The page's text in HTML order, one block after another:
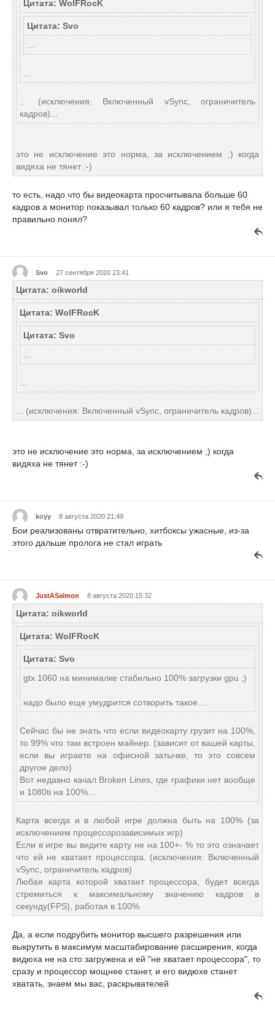
Цитата: WolFRocK
Цитата: Svo
...
...
... (исключения: Включенный vSync, ограничитель
кадров)...
это не исключение это норма, за исключением ;) когда
видяха не тянет :-)
то есть, надо что бы видеокарта просчитывала больше 60
кадров а монитор показывал только 60 кадров? или я тебя не
правильно понял?
Svo 27 сентября 2020 23:41
Цитата: oikworld
Цитата: WolFRocK
Цитата: Svo
... (исключения: Включенный vSync, ограничитель кадров)...
это не исключение это норма, за исключением ;) когда
видяха не тянет :-)
koyy 8 августа 2020 21:49
Бои реализованы отвратительно, хитбоксы ужасные, из-за
этого дальше пролога не стал играть
JustASalmon 8 августа 2020 15:32
Цитата: oikworld
Цитата: WolFRocK
Цитата: Svo
gtx 1060 на минималке стабильно 100% загрузки gpu ;)
надо было еще умудрится сотворить такое....
Сейчас бы не знать что если видеокарту грузит на 100%,
то 99% что там встроен майнер. (зависит от вашей карты,
если вы играете на офисной затычке, то это совсем
другое дело)
Вот недавно качал Broken Lines, где графики нет вообще
и 1080ti на 100%...
Карта всегда и в любой игре должна быть на 100% (за
исключением процессорозависимых игр)
Если в игре вы видите карту не на 100+- % то это означает
что ей не хватает процессора. (исключения: Включенный
vSync, ограничитель кадров)
Любая карта которой хватает процессора, будет всегда
стремиться к максимальному значению кадров в
секунду(FPS), работая в 100%
Да, а если подрубить монитор высшего разрешения или
выкрутить в максимум масштабирование расширения, когда
видюха не на сто загружена и ей "не хватает процессора", то
сразу и процессор мощнее станет, и его видюхе станет
хватать, знаем мы вас, раскрывателей